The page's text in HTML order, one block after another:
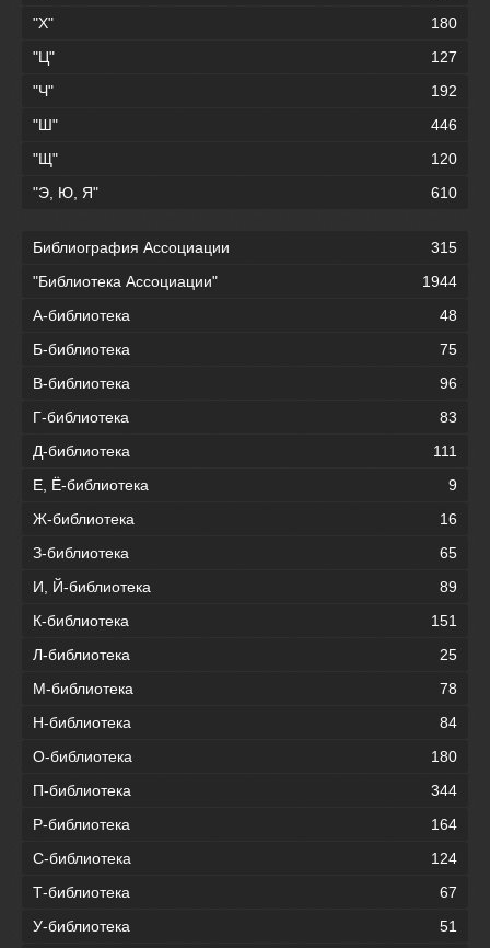
"Х"
180
"Ц"
127
"Ч"
192
"Ш"
446
"Щ"
120
"Э, Ю, Я"
610
Библиография Ассоциации
315
"Библиотека Ассоциации"
1944
А-библиотека
48
Б-библиотека
75
В-библиотека
96
Г-библиотека
83
Д-библиотека
111
Е, Ё-библиотека
9
Ж-библиотека
16
З-библиотека
65
И, Й-библиотека
89
К-библиотека
151
Л-библиотека
25
М-библиотека
78
Н-библиотека
84
О-библиотека
180
П-библиотека
344
Р-библиотека
164
С-библиотека
124
Т-библиотека
67
У-библиотека
51